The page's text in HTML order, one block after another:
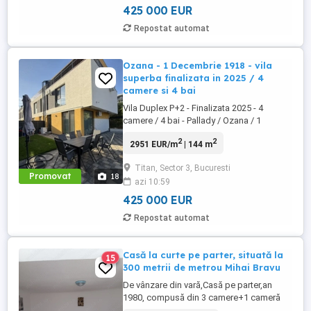
de acces. Locuinta ...
425 000 EUR
Repostat automat
Promovat 18
Ozana - 1 Decembrie 1918 - vila
superba finalizata in 2025 / 4
camere si 4 bai
Vila Duplex P+2 - Finalizata 2025 - 4
camere / 4 bai - Pallady / Ozana / 1
nr. 18. Proprietar persoana fizica ofera
in 2025, situat intr-un complex privat din
zona Pallady – Titan, securizat cu poarta
de acces. Locuinta ...
2951 EUR/m2| 144 m2
Titan, Sector 3, Bucuresti
azi 10:59
425 000 EUR
Repostat automat
15
Casă la curte pe parter, situată la
300 metrii de metrou Mihai Bravu
De vânzare din vară,Casă pe parter,an
1980, compusă din 3 camere+1 cameră